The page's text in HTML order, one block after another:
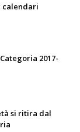
calendari
2017-
si ritira dal